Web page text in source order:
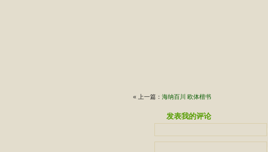
« 上一篇： 海纳百川 欧体楷书
发表我的评论